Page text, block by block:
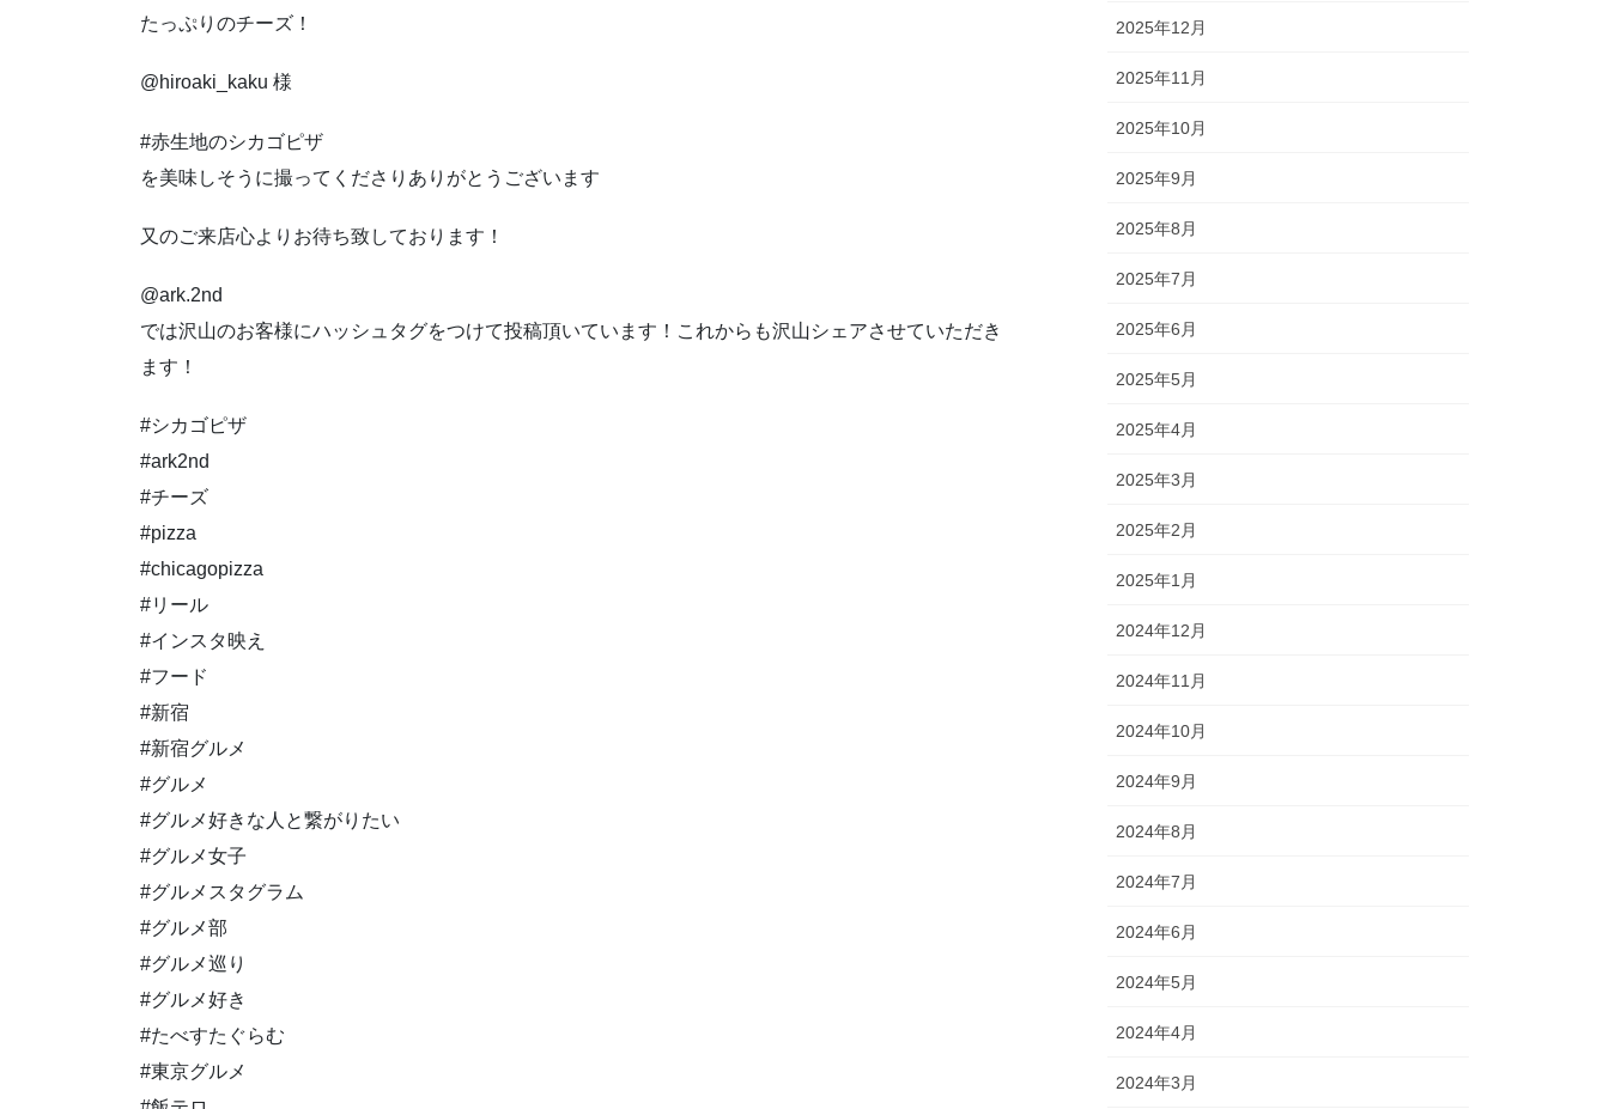
たっぷりのチーズ！
@hiroaki_kaku 様
#赤生地のシカゴピザ
を美味しそうに撮ってくださりありがとうございます
又のご来店心よりお待ち致しております！
@ark.2nd
では沢山のお客様にハッシュタグをつけて投稿頂いています！これからも沢山シェアさせていただき
ます！
#シカゴピザ
#ark2nd
#チーズ
#pizza
#chicagopizza
#リール
#インスタ映え
#フード
#新宿
#新宿グルメ
#グルメ
#グルメ好きな人と繋がりたい
#グルメ女子
#グルメスタグラム
#グルメ部
#グルメ巡り
#グルメ好き
#たべすたぐらむ
#東京グルメ
2025年12月
2025年11月
2025年10月
2025年9月
2025年8月
2025年7月
2025年6月
2025年5月
2025年4月
2025年3月
2025年2月
2025年1月
2024年12月
2024年11月
2024年10月
2024年9月
2024年8月
2024年7月
2024年6月
2024年5月
2024年4月
2024年3月